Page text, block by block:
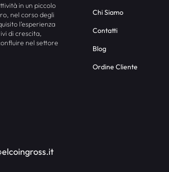
in un piccolo
nel corso degli
l’esperienza
di crescita,
nel settore
Chi Siamo
Contatti
Blog
Ordine Cliente